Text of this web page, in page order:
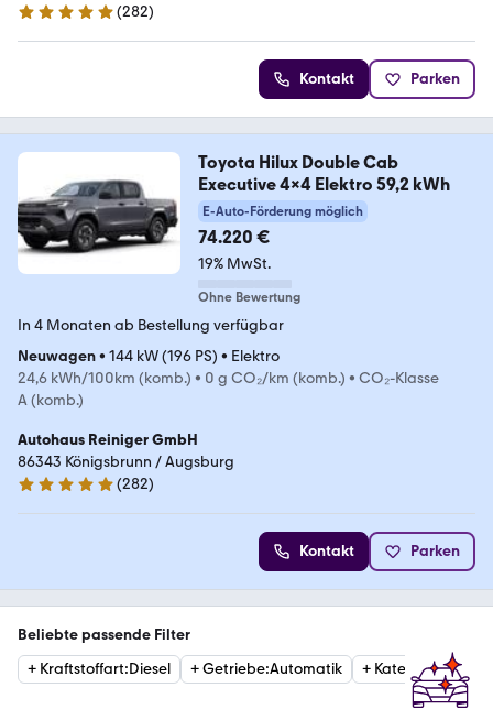
4.9 Sterne
(282)
Kontakt Parken
Toyota Hilux Double Cab
Executive 4x4 Elektro 59,2 kWh
E-Auto-Förderung möglich
74.220 €
19% MwSt.
Ohne Bewertung
In 4 Monaten ab Bestellung verfügbar
Neuwagen• 144 kW (196 PS) • Elektro
24,6 kWh/100km (komb.) • 0 g CO₂/km (komb.) • CO₂-Klasse
A (komb.)
Autohaus Reiniger GmbH
86343 Königsbrunn / Augsburg
4.9 Sterne
(282)
Kontakt Parken
Beliebte passende Filter
+ Kraftstoffart:Diesel +Getriebe:Automatik + Kategorie: